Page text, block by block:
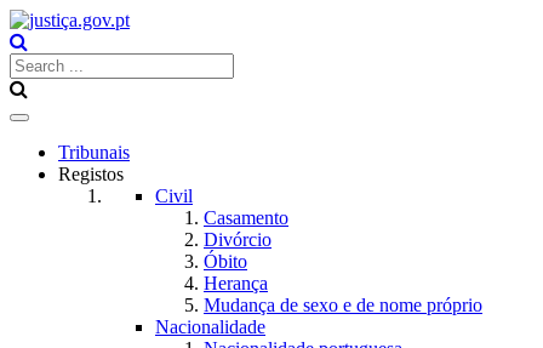
Toggle
navigationTribunais
Registos
Civil
Casamento
Divórcio
Óbito
Herança
Mudança de sexo e de nome próprio
Nacionalidade